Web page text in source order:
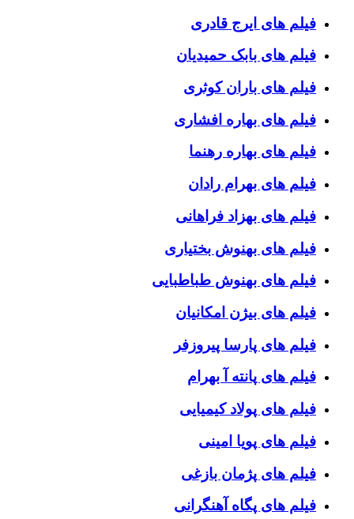
فیلم های ایرج قادری
فیلم های بابک حمیدیان
فیلم های باران کوثری
فیلم های بهاره افشاری
فیلم های بهاره رهنما
فیلم های بهرام رادان
فیلم های بهزاد فراهانی
فیلم های بهنوش بختیاری
فیلم های بهنوش طباطبایی
فیلم های بیژن امکانیان
فیلم های پارسا پیروزفر
فیلم های پانته آ بهرام
فیلم های پولاد کیمیایی
فیلم های پویا امینی
فیلم های پژمان بازغی
فیلم های پگاه آهنگرانی